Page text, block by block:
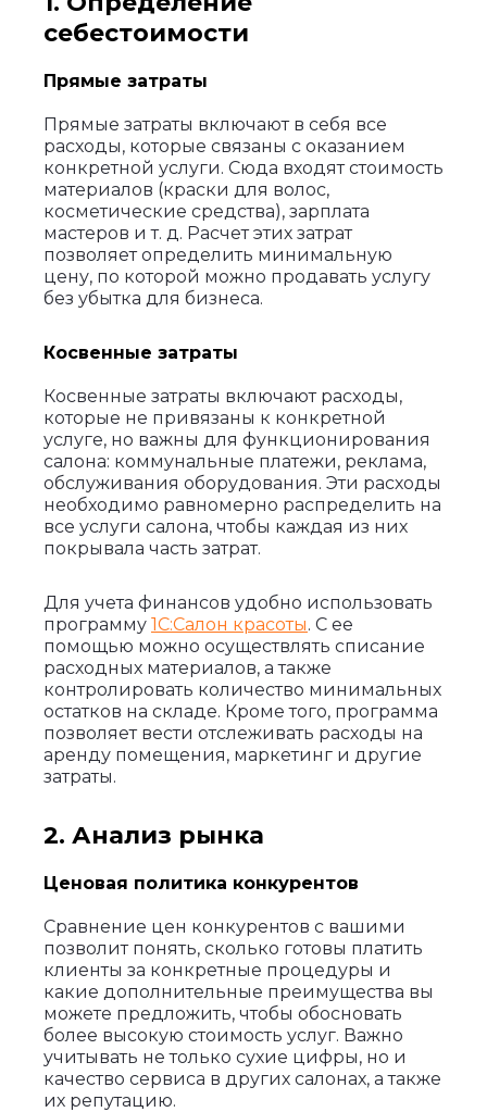
себестоимости
Прямые затраты
Прямые затраты включают в себя все
расходы, которые связаны с оказанием
конкретной услуги. Сюда входят стоимость
материалов (краски для волос,
косметические средства), зарплата
мастеров и т. д. Расчет этих затрат
позволяет определить минимальную
цену, по которой можно продавать услугу
без убытка для бизнеса.
Косвенные затраты
Косвенные затраты включают расходы,
которые не привязаны к конкретной
услуге, но важны для функционирования
салона: коммунальные платежи, реклама,
обслуживания оборудования. Эти расходы
необходимо равномерно распределить на
все услуги салона, чтобы каждая из них
покрывала часть затрат.
Для учета финансов удобно использовать
программу 1С:Салон красоты. С ее
помощью можно осуществлять списание
расходных материалов, а также
контролировать количество минимальных
остатков на складе. Кроме того, программа
позволяет вести отслеживать расходы на
аренду помещения, маркетинг и другие
затраты.
2. Анализ рынка
Ценовая политика конкурентов
Сравнение цен конкурентов с вашими
позволит понять, сколько готовы платить
клиенты за конкретные процедуры и
какие дополнительные преимущества вы
можете предложить, чтобы обосновать
более высокую стоимость услуг. Важно
учитывать не только сухие цифры, но и
качество сервиса в других салонах, а также
их репутацию.